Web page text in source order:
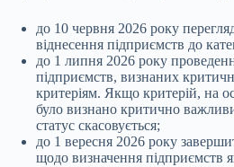
до 10 червня 2026 року
віднесення підприємств до
до 1 липня 2026 року
підприємств, визнаних
критеріям. Якщо критерій, на
було визнано критично
статус скасовується;
до 1 вересня 2026 року
щодо визначення підприємств